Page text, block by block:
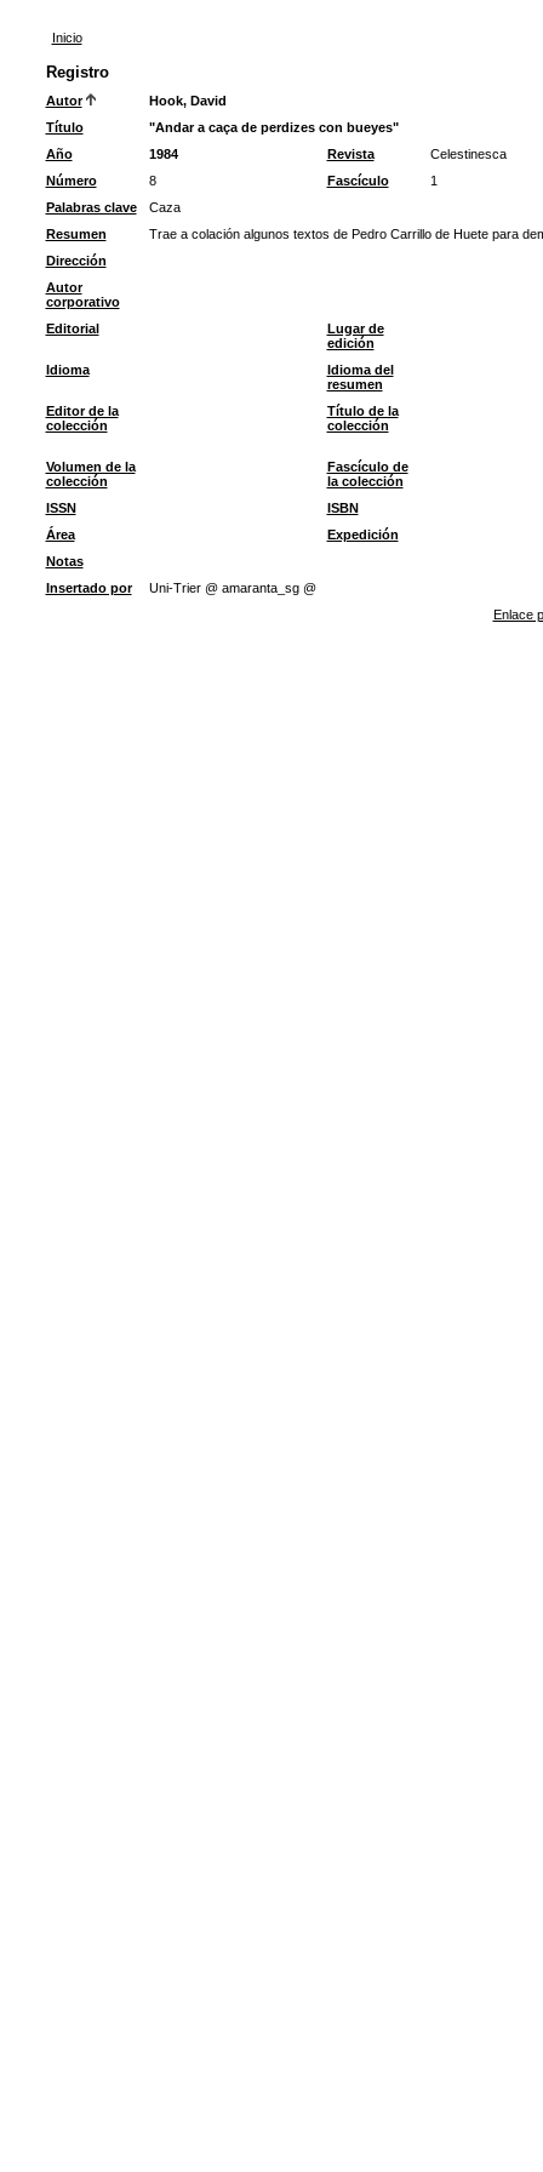
Inicio
Registro
Autor
Hook, David
Título
"Andar a caça de perdizes con bueyes"
Año
1984 Revista
Celestinesca
Número
8 Fascículo
1
Palabras clave
Caza
Resumen
Trae a colación algunos textos de Pedro Carrillo de Huete para
Dirección
Autor
corporativo
Editorial
Lugar de
edición
Idioma
Idioma del
resumen
Editor de la
colección
Título de la
colección
Volumen de la
colección
Fascículo de
la colección
ISSN
ISBN
Área
Expedición
Notas
Insertado por
Uni-Trier @ amaranta_sg @
Enlace